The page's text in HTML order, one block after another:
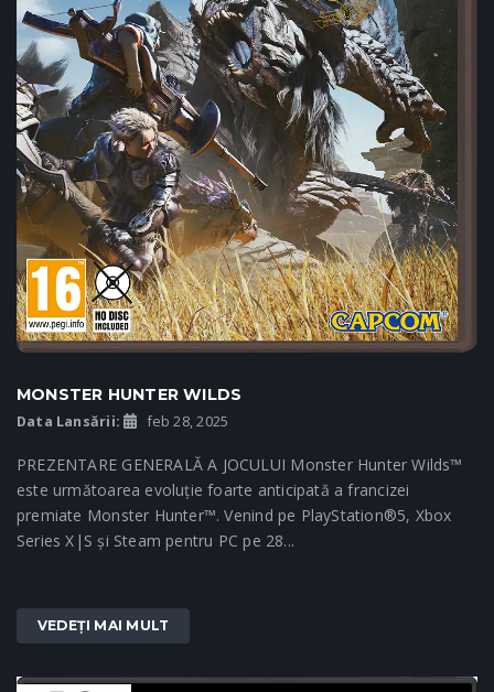
MONSTER HUNTER WILDS
Data Lansării: feb 28, 2025
PREZENTARE GENERALĂ A JOCULUI Monster Hunter Wilds™
este următoarea evoluție foarte anticipată a francizei
premiate Monster Hunter™. Venind pe PlayStation®5, Xbox
Series X|S și Steam pentru PC pe 28...
VEDEȚI MAI MULT